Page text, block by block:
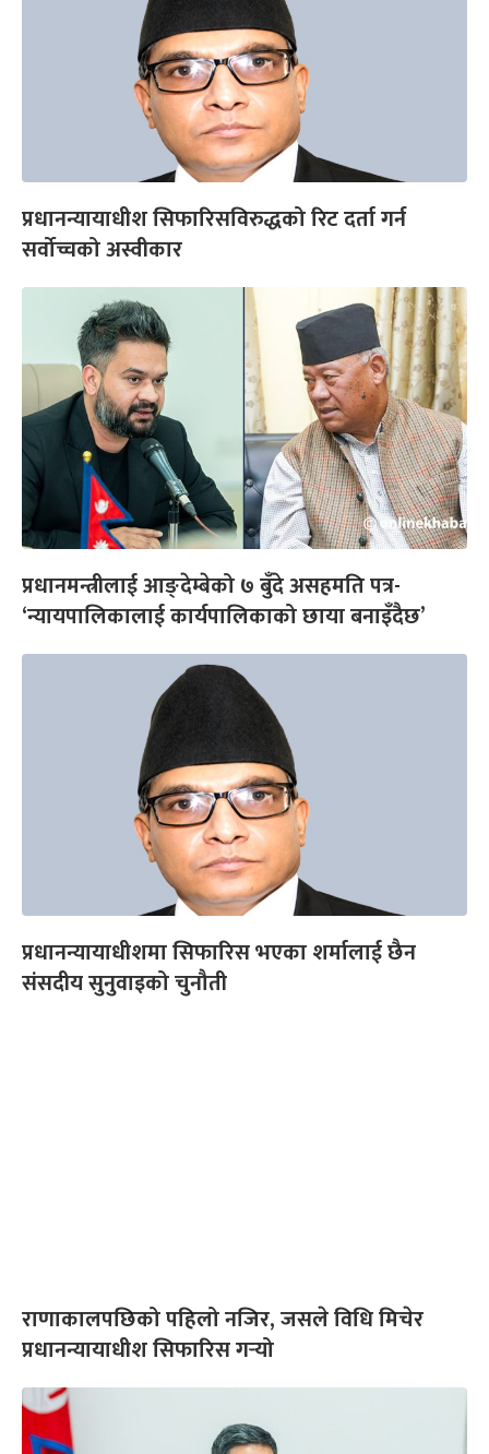
प्रधानन्यायाधीश सिफारिसविरुद्धको रिट दर्ता गर्न
सर्वोच्चको अस्वीकार
प्रधानमन्त्रीलाई आङ्देम्बेको ७ बुँदे असहमति पत्र-
‘न्यायपालिकालाई कार्यपालिकाको छाया बनाइँदैछ’
प्रधानन्यायाधीशमा सिफारिस भएका शर्मालाई छैन
संसदीय सुनुवाइको चुनौती
राणाकालपछिको पहिलो नजिर, जसले विधि मिचेर
प्रधानन्यायाधीश सिफारिस गर्‍यो